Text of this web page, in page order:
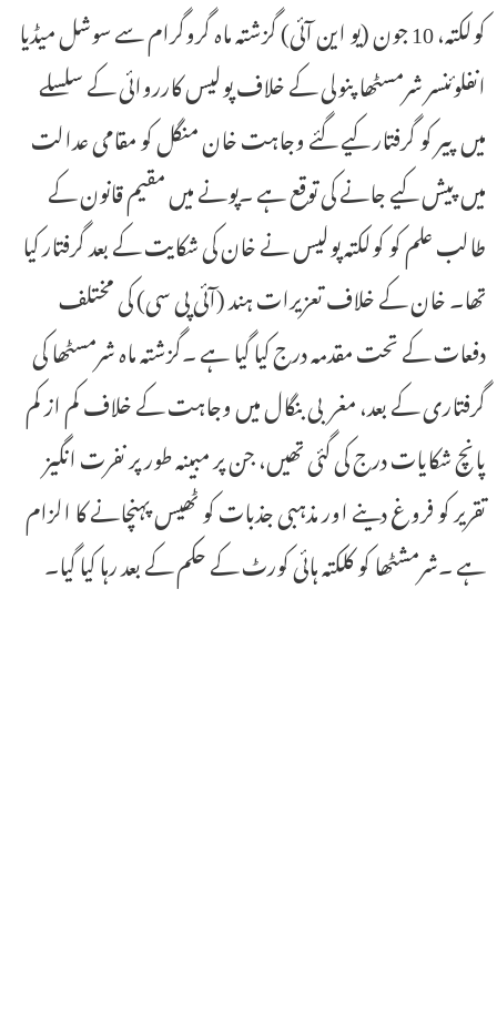
کولکتہ، 10 جون (یو این آئی) گزشتہ ماہ گروگرام سے سوشل میڈیا
انفلوئنسر شرمسٹھا پنولی کے خلاف پولیس کارروائی کے سلسلے
میں پیر کو گرفتار کیے گئے وجاہت خان منگل کو مقامی عدالت
میں پیش کیے جانے کی توقع ہے ۔پونے میں مقیم قانون کے
طالب علم کو کولکتہ پولیس نے خان کی شکایت کے بعد گرفتار کیا
تھا۔ خان کے خلاف تعزیرات ہند (آئی پی سی) کی مختلف
دفعات کے تحت مقدمہ درج کیا گیا ہے ۔گزشتہ ماہ شرمسٹھا کی
گرفتاری کے بعد، مغربی بنگال میں وجاہت کے خلاف کم از کم
پانچ شکایات درج کی گئی تھیں، جن پر مبینہ طور پر نفرت انگیز
تقریر کو فروغ دینے اور مذہبی جذبات کو ٹھیس پہنچانے کا الزام
ہے ۔شرمشٹھا کو کلکتہ ہائی کورٹ کے حکم کے بعد رہا کیا گیا۔